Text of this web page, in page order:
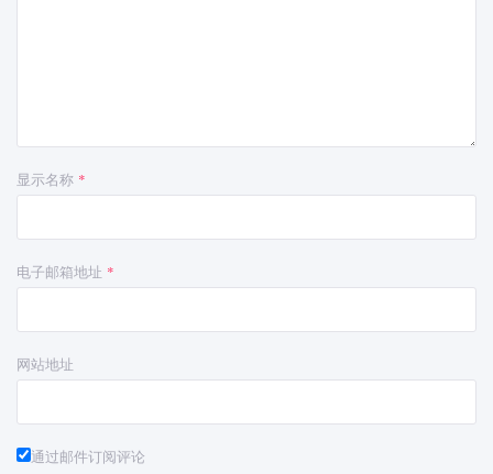
显示名称 *
电子邮箱地址 *
网站地址
通过邮件订阅评论